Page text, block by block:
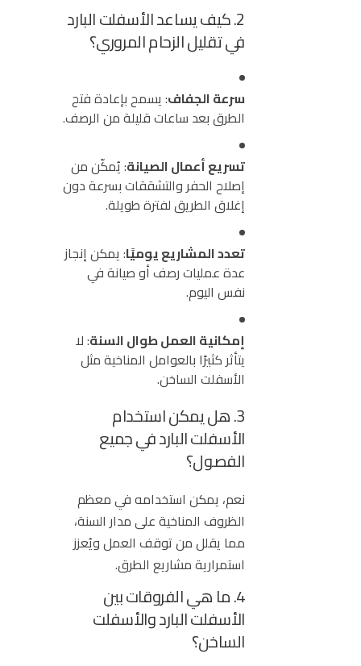
2. كيف يساعد الأسفلت البارد
في تقليل الزحام المروري؟
سرعة الجفاف: يسمح بإعادة فتح
الطرق بعد ساعات قليلة من الرصف.
تسريع أعمال الصيانة: يُمكّن من
إصلاح الحفر والتشققات بسرعة دون
إغلاق الطريق لفترة طويلة.
تعدد المشاريع يوميًا: يمكن إنجاز
عدة عمليات رصف أو صيانة في
نفس اليوم.
إمكانية العمل طوال السنة: لا
يتأثر كثيرًا بالعوامل المناخية مثل
الأسفلت الساخن.
3. هل يمكن استخدام
الأسفلت البارد في جميع
الفصول؟
نعم، يمكن استخدامه في معظم
الظروف المناخية على مدار السنة،
مما يقلل من توقف العمل ويُعزز
استمرارية مشاريع الطرق.
4. ما هي الفروقات بين
الأسفلت البارد والأسفلت
الساخن؟